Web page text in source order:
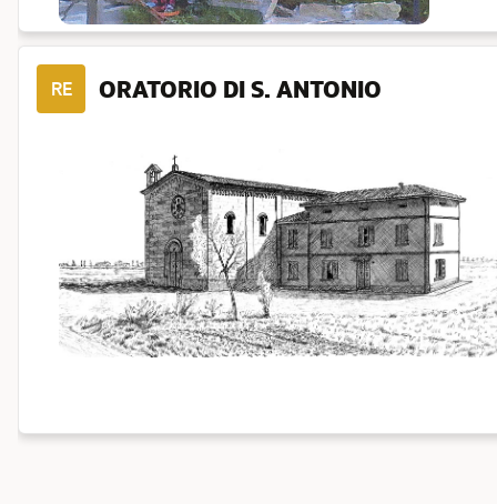
RE ORATORIO DI S. ANTONIO